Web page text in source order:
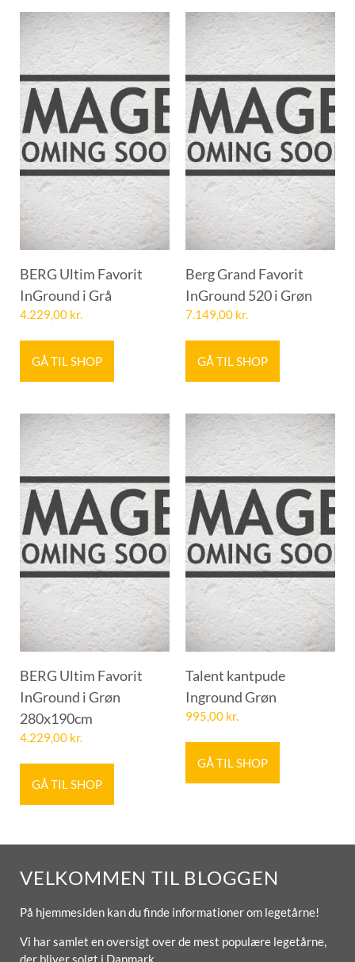
BERG Ultim Favorit
InGround i Grå
4.229,00 kr.
GÅ TIL SHOP
Berg Grand Favorit
InGround 520 i Grøn
7.149,00 kr.
GÅ TIL SHOP
BERG Ultim Favorit
InGround i Grøn
280x190cm
4.229,00 kr.
GÅ TIL SHOP
Talent kantpude
Inground Grøn
995,00 kr.
GÅ TIL SHOP
VELKOMMEN TIL BLOGGEN
På hjemmesiden kan du finde informationer om legetårne!
Vi har samlet en oversigt over de mest populære legetårne,
der bliver solgt i Danmark.